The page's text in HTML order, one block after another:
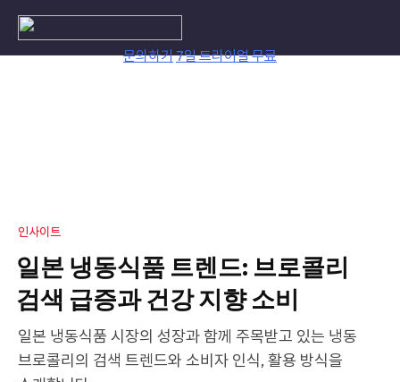
content
문의하기7일 트라이얼 무료
인사이트
일본 냉동식품 트렌드: 브로콜리
검색 급증과 건강 지향 소비
일본 냉동식품 시장의 성장과 함께 주목받고 있는 냉동
브로콜리의 검색 트렌드와 소비자 인식, 활용 방식을